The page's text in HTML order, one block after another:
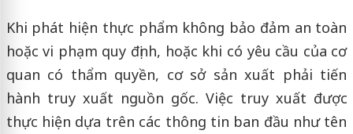
Khi phát hiện thực phẩm không bảo đảm an toàn
hoặc vi phạm quy định, hoặc khi có yêu cầu của cơ
quan có thẩm quyền, cơ sở sản xuất phải tiến
hành truy xuất nguồn gốc. Việc truy xuất được
thực hiện dựa trên các thông tin ban đầu như tên